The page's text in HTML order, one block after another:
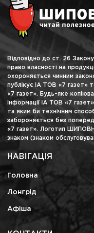
Відповідно до ст. 26
право власності на
охороняється чинним
публікує ІА ТОВ «7 газет»
«7 газет». Будь-яке
інформації ІА ТОВ «7
та яким би технічним
забороняється без
«7 газет». Логотип
знаком (знаком
НАВІГАЦІЯ
Головна
Лонгрід
Афіша